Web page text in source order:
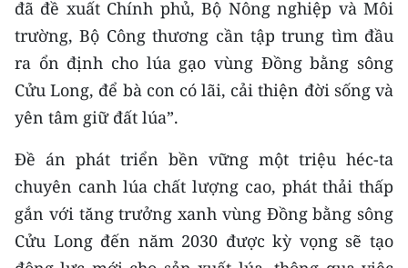
THỜI NAY
NHÂN DÂN CUỐI TUẦN
NHÂN DÂN HẰNG THÁNG
MUA BÁO
ĐỌC BÁO IN
đã đề xuất Chính phủ, Bộ Nông nghiệp và Môi
trường, Bộ Công thương cần tập trung tìm đầu
ra ổn định cho lúa gạo vùng Đồng bằng sông
Cửu Long, để bà con có lãi, cải thiện đời sống và
yên tâm giữ đất lúa”.
Đề án phát triển bền vững một triệu héc-ta
chuyên canh lúa chất lượng cao, phát thải thấp
gắn với tăng trưởng xanh vùng Đồng bằng sông
Cửu Long đến năm 2030 được kỳ vọng sẽ tạo